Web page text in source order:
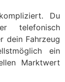
Du
telefonisch
dein Fahrzeug
ein
Marktwert